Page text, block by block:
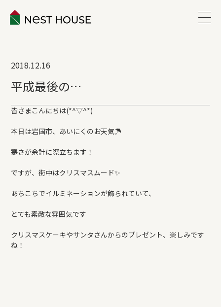
ABOUT
WORKS
VOICE
REFORM
2018.12.16
平成最後の…
皆さまこんにちは(*^▽^*)
本日は岩国市、あいにくのお天気☂
寒さが余計に際立ちます！
ですが、街中はクリスマスムード✨
あちこちでイルミネーションが飾られていて、
とても素敵な雰囲気です
クリスマスケーキやサンタさんからのプレゼント、楽しみです
ね！